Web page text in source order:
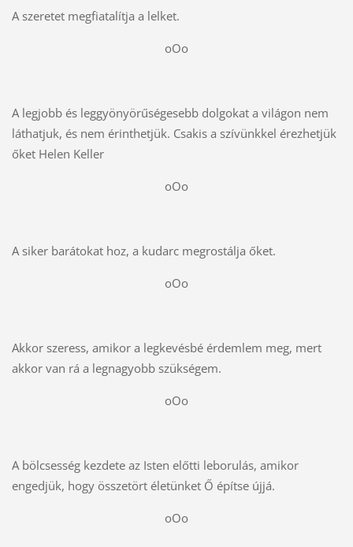
A szeretet megfiatalítja a lelket.
oOo
A legjobb és leggyönyörűségesebb dolgokat a világon nem
láthatjuk, és nem érinthetjük. Csakis a szívünkkel érezhetjük
őket Helen Keller
oOo
A siker barátokat hoz, a kudarc megrostálja őket.
oOo
Akkor szeress, amikor a legkevésbé érdemlem meg, mert
akkor van rá a legnagyobb szükségem.
oOo
A bölcsesség kezdete az Isten előtti leborulás, amikor
engedjük, hogy összetört életünket Ő építse újjá.
oOo